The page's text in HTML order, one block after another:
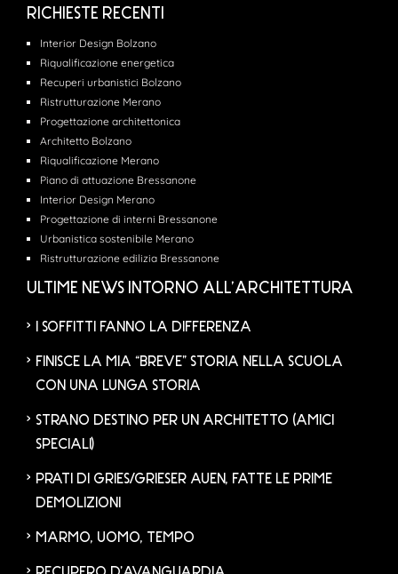
RICHIESTE RECENTI
Interior Design Bolzano
Riqualificazione energetica
Recuperi urbanistici Bolzano
Ristrutturazione Merano
Progettazione architettonica
Architetto Bolzano
Riqualificazione Merano
Piano di attuazione Bressanone
Interior Design Merano
Progettazione di interni Bressanone
Urbanistica sostenibile Merano
Ristrutturazione edilizia Bressanone
ULTIME NEWS INTORNO ALL’ARCHITETTURA
I SOFFITTI FANNO LA DIFFERENZA
FINISCE LA MIA “BREVE” STORIA NELLA SCUOLA
CON UNA LUNGA STORIA
STRANO DESTINO PER UN ARCHITETTO (AMICI
SPECIALI)
PRATI DI GRIES/GRIESER AUEN, FATTE LE PRIME
DEMOLIZIONI
MARMO, UOMO, TEMPO